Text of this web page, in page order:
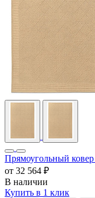
Прямоугольный
от 32 564 ₽
В наличии
Купить в 1 клик